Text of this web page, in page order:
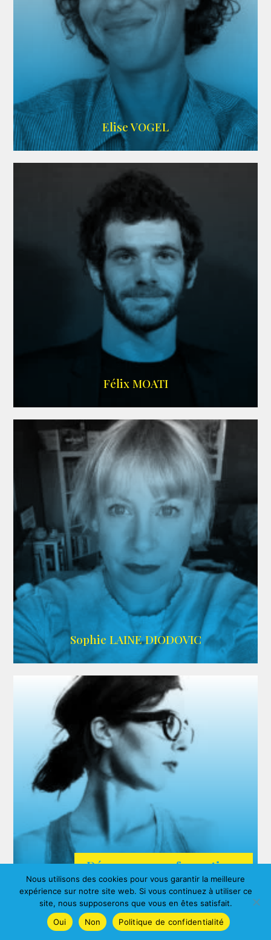
AGENCE IF ONLY
Elise VOGEL
Félix MOATI
WIKIPEDIA
Sophie LAINE DIODOVIC
ARDA
Agnes ALBERNY
Découvrez nos formations
Nous utilisons des cookies pour vous garantir la meilleure
expérience sur notre site web. Si vous continuez à utiliser ce
site, nous supposerons que vous en êtes satisfait.
Oui
Non Politique de confidentialité